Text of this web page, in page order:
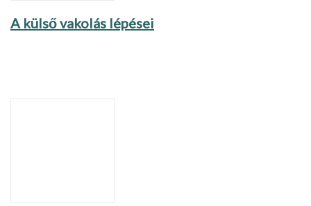
A külső vakolás lépései